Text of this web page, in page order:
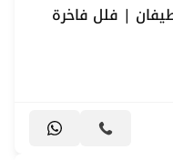
| فلل فاخرة